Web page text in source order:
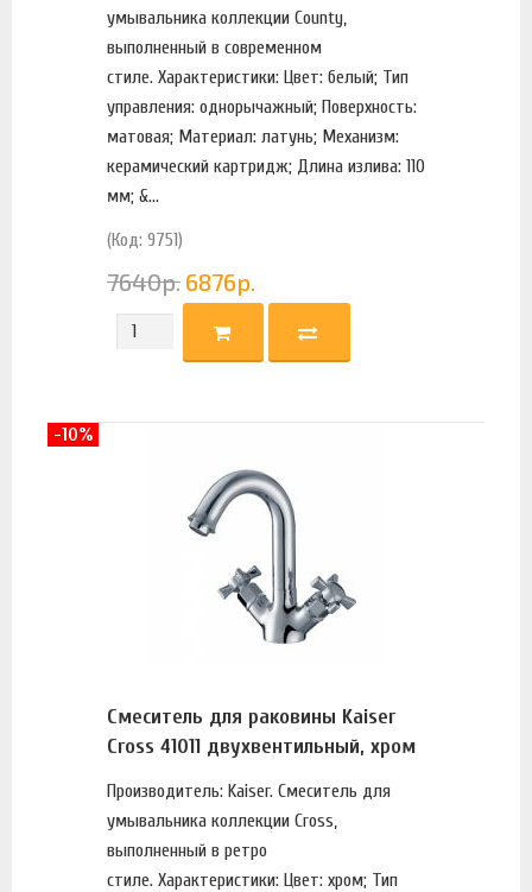
умывальника коллекции County,
выполненный в современном
стиле. Характеристики: Цвет: белый; Тип
управления: однорычажный; Поверхность:
матовая; Материал: латунь; Механизм:
керамический картридж; Длина излива: 110
мм; &...
(Код: 9751)
7640р. 6876р.
Смеситель для раковины Kaiser
Cross 41011 двухвентильный, хром
Производитель: Kaiser. Смеситель для
умывальника коллекции Cross,
выполненный в ретро
стиле. Характеристики: Цвет: хром; Тип
-10%